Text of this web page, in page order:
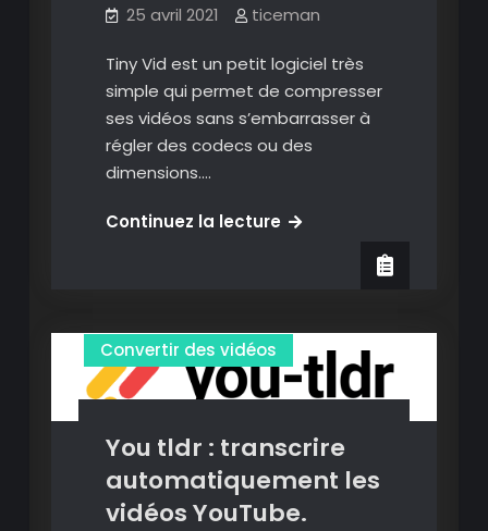
25 avril 2021 ticeman
Tiny Vid est un petit logiciel très
simple qui permet de compresser
ses vidéos sans s’embarrasser à
régler des codecs ou des
dimensions.…
Continuez la lectureTiny
Compresser
vidéos
sans
se
la
Convertir des vidéos
You tldr : transcrire
automatiquement les
vidéos YouTube.